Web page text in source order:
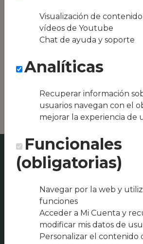
Compatible con
equipos híbridos
oferta local de tu
zona, como podría
del Bies
Visualización de
vídeos de Youtube
Chat de ayuda y soporte
Analíticas
Recuperar información
usuarios navegan con el
mejorar la experiencia de
Funcionales
(obligatorias)
Navegar por la web y
funciones
Acceder a Mi Cuenta y
modificar mis datos de
Personalizar el contenido